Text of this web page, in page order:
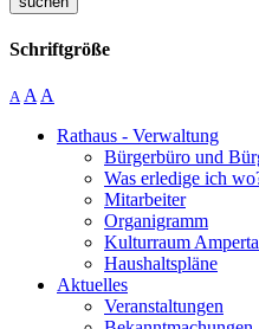
Schriftgröße
A A A
Rathaus - Verwaltung
Bürgerbüro und
Was erledige ich
Mitarbeiter
Organigramm
Kulturraum
Haushaltspläne
Aktuelles
Veranstaltungen